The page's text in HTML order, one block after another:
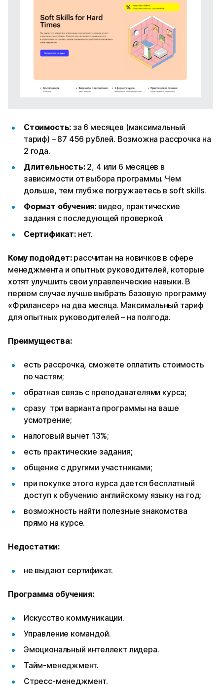
Стоимость: за 6 месяцев (максимальный
тариф) – 87 456 рублей. Возможна рассрочка на
2 года.
Длительность: 2, 4 или 6 месяцев в
зависимости от выбора программы. Чем
дольше, тем глубже погружаетесь в soft skills.
Формат обучения: видео, практические
задания с последующей проверкой.
Сертификат: нет.
Кому подойдет: рассчитан на новичков в сфере
менеджмента и опытных руководителей, которые
хотят улучшить свои управленческие навыки. В
первом случае лучше выбрать базовую программу
«Фрилансер» на два месяца. Максимальный тариф
для опытных руководителей – на полгода.
Преимущества:
есть рассрочка, сможете оплатить стоимость
по частям;
обратная связь с преподавателями курса;
сразу три варианта программы на ваше
усмотрение;
налоговый вычет 13%;
есть практические задания;
общение с другими участниками;
при покупке этого курса дается бесплатный
доступ к обучению английскому языку на год;
возможность найти полезные знакомства
прямо на курсе.
Недостатки:
не выдают сертификат.
Программа обучения:
Искусство коммуникации.
Управление командой.
Эмоциональный интеллект лидера.
Тайм-менеджмент.
Стресс-менеджмент.